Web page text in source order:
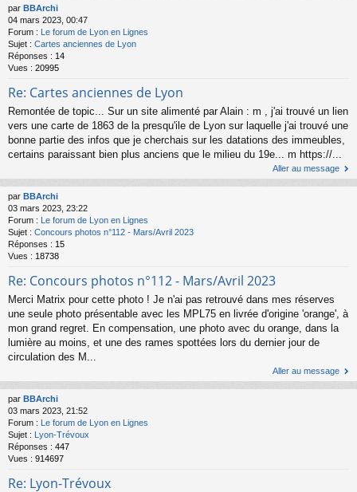
par BBArchi
04 mars 2023, 00:47
Forum : Le forum de Lyon en Lignes
Sujet : Cartes anciennes de Lyon
Réponses : 14
Vues : 20995
Re: Cartes anciennes de Lyon
Remontée de topic... Sur un site alimenté par Alain : m , j'ai trouvé un lien
vers une carte de 1863 de la presqu'ile de Lyon sur laquelle j'ai trouvé une
bonne partie des infos que je cherchais sur les datations des immeubles,
certains paraissant bien plus anciens que le milieu du 19e... m https://...
Aller au message
par BBArchi
03 mars 2023, 23:22
Forum : Le forum de Lyon en Lignes
Sujet : Concours photos n°112 - Mars/Avril 2023
Réponses : 15
Vues : 18738
Re: Concours photos n°112 - Mars/Avril 2023
Merci Matrix pour cette photo ! Je n'ai pas retrouvé dans mes réserves
une seule photo présentable avec les MPL75 en livrée d'origine 'orange', à
mon grand regret. En compensation, une photo avec du orange, dans la
lumière au moins, et une des rames spottées lors du dernier jour de
circulation des M...
Aller au message
par BBArchi
03 mars 2023, 21:52
Forum : Le forum de Lyon en Lignes
Sujet : Lyon-Trévoux
Réponses : 447
Vues : 914697
Re: Lyon-Trévoux